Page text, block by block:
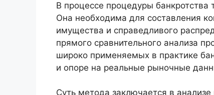
В процессе процедуры
Она необходима для составления
имущества и справедливого
прямого сравнительного анализа
широко применяемых в практике
и опоре на реальные рыночные
Суть метода заключается в